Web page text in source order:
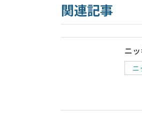
関連記事
ニ
ニ